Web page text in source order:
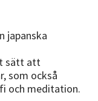
japanska
sätt att
som också
och meditation.